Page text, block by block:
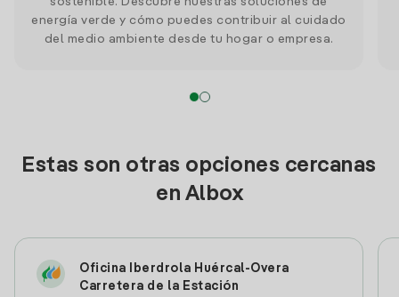
energía verde y cómo puedes contribuir al cuidado
del medio ambiente desde tu hogar o empresa.
Estas son otras opciones cercanas
en Albox
Oficina Iberdrola Huércal-Overa
Carretera de la Estación